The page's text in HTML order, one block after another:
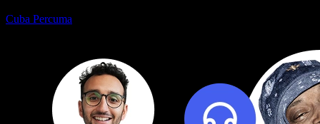
Cuba Percuma